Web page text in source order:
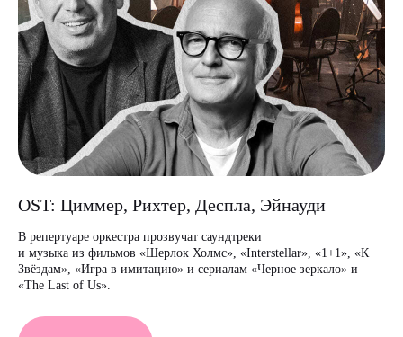
OST: Циммер, Рихтер, Деспла, Эйнауди
В репертуаре оркестра прозвучат саундтреки
и музыка из фильмов «Шерлок Холмс», «Interstellar», «1+1», «К
Звёздам», «Игра в имитацию» и сериалам «Черное зеркало» и
«The Last of Us».